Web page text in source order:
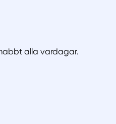
alla vardagar.